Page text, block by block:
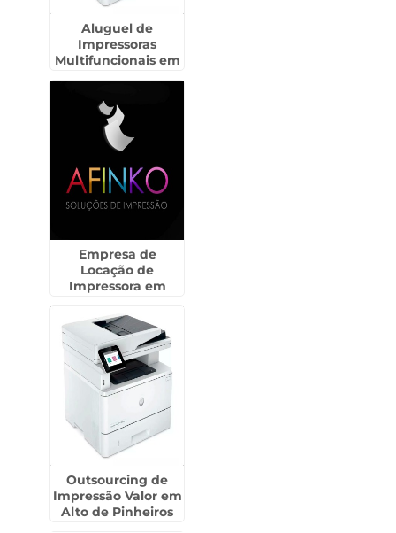
Aluguel de
Impressoras
Multifuncionais em
Empresa de
Locação de
Impressora em
Outsourcing de
Impressão Valor em
Alto de Pinheiros